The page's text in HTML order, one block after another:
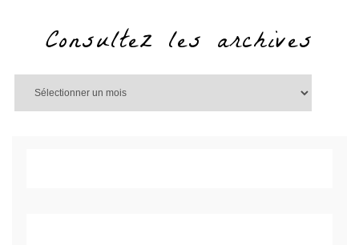
Consultez les archives